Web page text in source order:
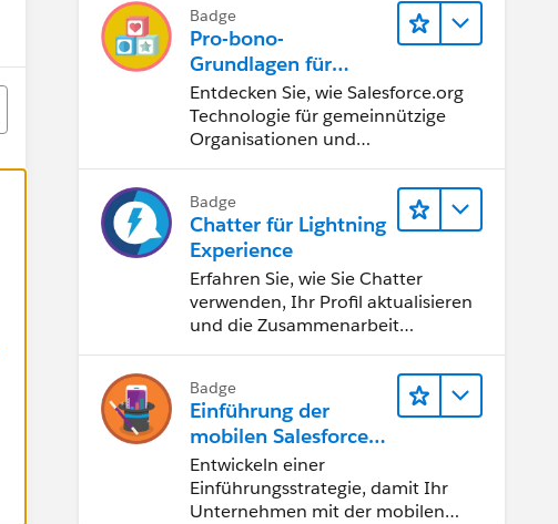
Badge
Pro-bono-
Grundlagen für
Salesforce-Experten
Entdecken Sie, wie Salesforce.org
Technologie für gemeinnützige
Organisationen und
Badge
Chatter für Lightning
Experience
Erfahren Sie, wie Sie Chatter
verwenden, Ihr Profil aktualisieren
und die Zusammenarbeit
Badge
Einführung der
mobilen Salesforce-
Anwendung
Entwickeln einer
Einführungsstrategie, damit Ihr
Unternehmen mit der mobilen